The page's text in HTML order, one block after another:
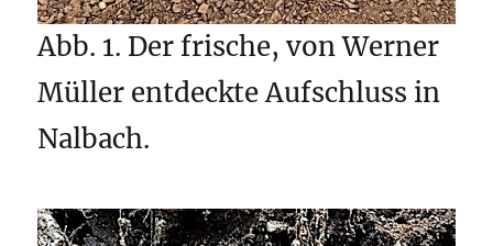
Abb. 1. Der frische, von Werner
Müller entdeckte Aufschluss in
Nalbach.